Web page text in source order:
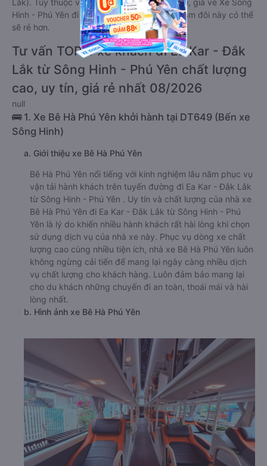
Lắk). Tùy thuộc vào chương trình khuyến mãi, giá vé Xe Sông
Hinh - Phú Yên đi Ea Kar - Đắk Lắk giường nằm đôi này có thể
sẽ rẻ hơn.
Tư vấn TOP 4 xe khách đi Ea Kar - Đắk
Lắk từ Sông Hinh - Phú Yên chất lượng
cao, uy tín, giá rẻ nhất 08/2026
null
🚌 1. Xe Bê Hà Phú Yên khởi hành tại DT649 (Bến xe
Sông Hinh)
a. Giới thiệu xe Bê Hà Phú Yên
Bê Hà Phú Yên nổi tiếng với kinh nghiệm lâu năm phục vụ
vận tải hành khách trên tuyến đường đi Ea Kar - Đắk Lắk
từ Sông Hinh - Phú Yên . Uy tín và chất lượng của nhà xe
Bê Hà Phú Yên đi Ea Kar - Đắk Lắk từ Sông Hinh - Phú
Yên là lý do khiến nhiều hành khách rất hài lòng khi chọn
sử dụng dịch vụ của nhà xe này. Phục vụ dòng xe chất
lượng cao cùng nhiều tiện ích, nhà xe Bê Hà Phú Yên luôn
không ngừng cải tiến để mang lại ngày càng nhiều dịch
vụ chất lượng cho khách hàng. Luôn đảm bảo mang lại
cho du khách những chuyến đi an toàn, thoái mái và hài
lòng nhất.
b. Hình ảnh xe Bê Hà Phú Yên